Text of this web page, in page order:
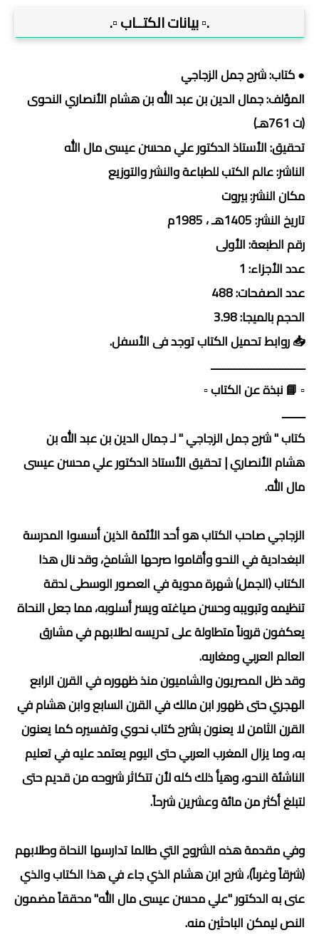
.▫️ بيانات الكتــاب ▫️.
● كتاب: شرح جمل الزجاجي
المؤلف: جمال الدين بن عبد الله بن هشام الأنصاري النحوى
(ت 761هـ)
تحقيق: الأستاذ الدكتور علي محسن عيسى مال الله
الناشر: عالم الكتب للطباعة والنشر والتوزيع
مكان النشر: بيروت
تاريخ النشر: 1405هـ ، 1985م
رقم الطبعة: الأولى
عدد الأجزاء: 1
عدد الصفحات: 488
الحجم بالميجا: 3.98
📥 روابط تحميل الكتاب توجد فى الأسفل.
ـــــــــــــــــــــــــــــــــ
▫️ 📘 نبذة عن الكتاب ▫️
ــــــــ
كتاب " شرح جمل الزجاجي " لـ جمال الدين بن عبد الله بن
هشام الأنصاري | تحقيق الأستاذ الدكتور علي محسن عيسى
مال الله.
الزجاجي صاحب الكتاب هو أحد الأئمة الذين أسسوا المدرسة
البغدادية في النحو وأقاموا صرحها الشامخ، وقد نال هذا
الكتاب (الجمل) شهرة مدوية في العصور الوسطى لدقة
تنظيمه وتبويبه وحسن صياغته ويسر أسلوبه، مما جعل النحاة
يعكفون قروناً متطاولة على تدريسه لطلابهم في مشارق
العالم العربي ومغاربه.
وقد ظل المصريون والشاميون منذ ظهوره في القرن الرابع
الهجري حتى ظهور ابن مالك في القرن السابع وابن هشام في
القرن الثامن لا يعنون بشرح كتاب نحوي وتفسيره كما يعنون
به، وما يزال المغرب العربي حتى اليوم يعتمد عليه في تعليم
الناشئة النحو، وهيأ ذلك كله لأن تتكاثر شروحه من قديم حتى
لتبلغ أكثر من مائة وعشرين شرحاً.
وفي مقدمة هذه الشروح التي طالما تدارسها النحاة وطلابهم
(شرقاً وغرباً)،شرح ابن هشام الذي جاء في هذا الكتاب والذي
عنى به الدكتور "علي محسن عيسى مال الله" محققاً مضمون
النص ليمكن الباحثين منه.